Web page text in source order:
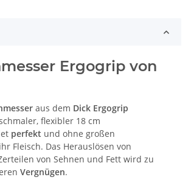
Ergogrip von
aus dem Dick Ergogrip
flexibler 18 cm
perfekt und ohne großen
Fleisch. Das Herauslösen von
von Sehnen und Fett wird zu
Vergnügen.